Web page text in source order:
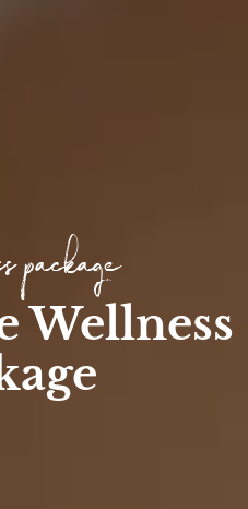
Wellness